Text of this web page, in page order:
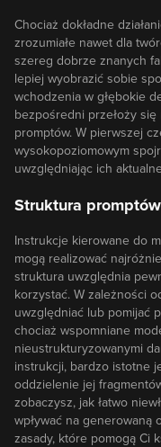
Chociaż dokładne
zrozumiałe nawet dla
szereg dobrze znanych
lepiej wyobrazić sobie
wchodzenia w głębokie
bezpośredni przełoży
promptów. W pierwszej
wysokopoziomowym
uwzględniając ich
Struktura
Instrukcje kierowane do
mogą realizować
struktura uwzględnia
korzystać. W zależności
uwzględniać lub pomijać
chociaż wspomniane
nieustrukturyzowanymi
instrukcji, bardzo istotne
oddzielenie jej
zobaczysz, jak łatwo
wpływać na generowaną
zasady, które pomogą Ci